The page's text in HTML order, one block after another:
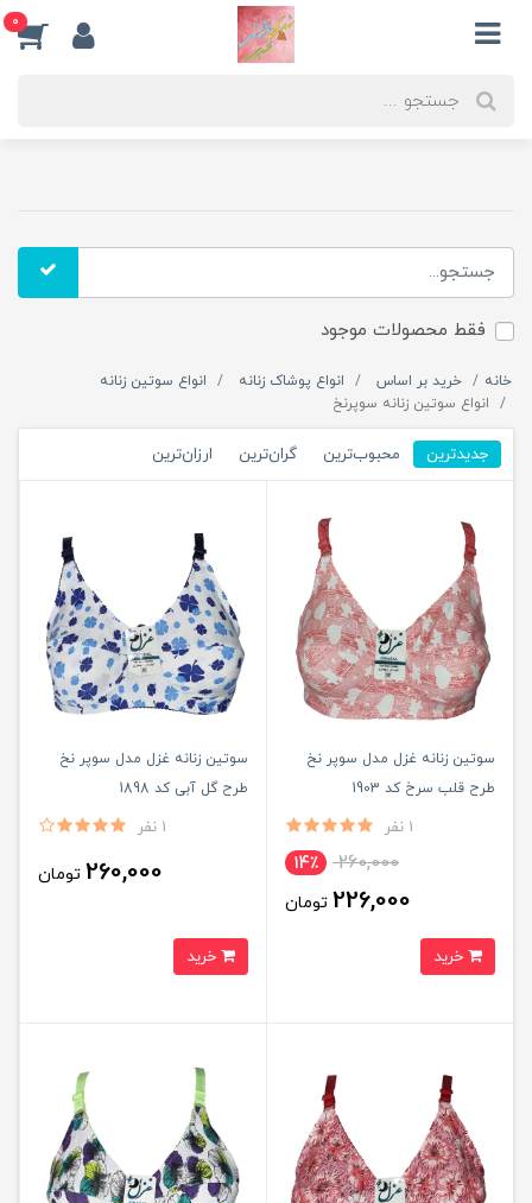
0
فقط محصولات موجود
خانه خرید بر اساس انواع پوشاک زنانه
انواع سوتین زنانه
انواع سوتین زنانه سوپرنخ
جدیدترین محبوب‌ترین گران‌ترین ارزان‌ترین
سوتین زنانه غزل مدل سوپر نخ
طرح قلب سرخ کد 1903
1 نفر
260,000 14٪
226,000 تومان
سوتین زنانه غزل مدل سوپر نخ
طرح گل آبی کد 1898
1 نفر
260,000 تومان